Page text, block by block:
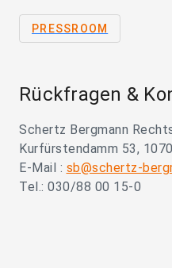
PRESSROOM
Rückfragen &
Schertz Bergmann
Kurfürstendamm 53,
E-Mail : sb@schertz-
Tel.: 030/88 00 15-0